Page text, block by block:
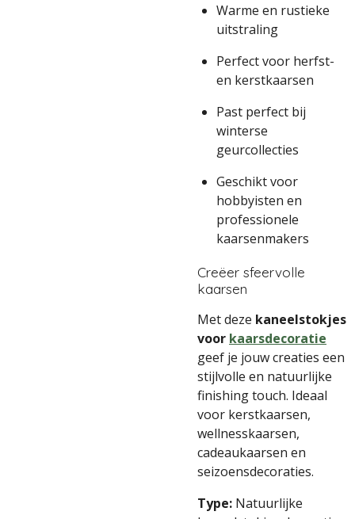
Warme en rustieke
uitstraling
Perfect voor herfst-
en kerstkaarsen
Past perfect bij
winterse
geurcollecties
Geschikt voor
hobbyisten en
professionele
kaarsenmakers
Creëer sfeervolle
kaarsen
Met deze kaneelstokjes
voor kaarsdecoratie
geef je jouw creaties een
stijlvolle en natuurlijke
finishing touch. Ideaal
voor kerstkaarsen,
wellnesskaarsen,
cadeaukaarsen en
seizoensdecoraties.
Type: Natuurlijke